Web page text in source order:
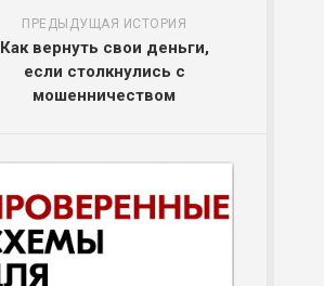
ПРЕДЫДУЩАЯ ИСТОРИЯ
Как вернуть свои деньги,
если столкнулись с
мошенничеством